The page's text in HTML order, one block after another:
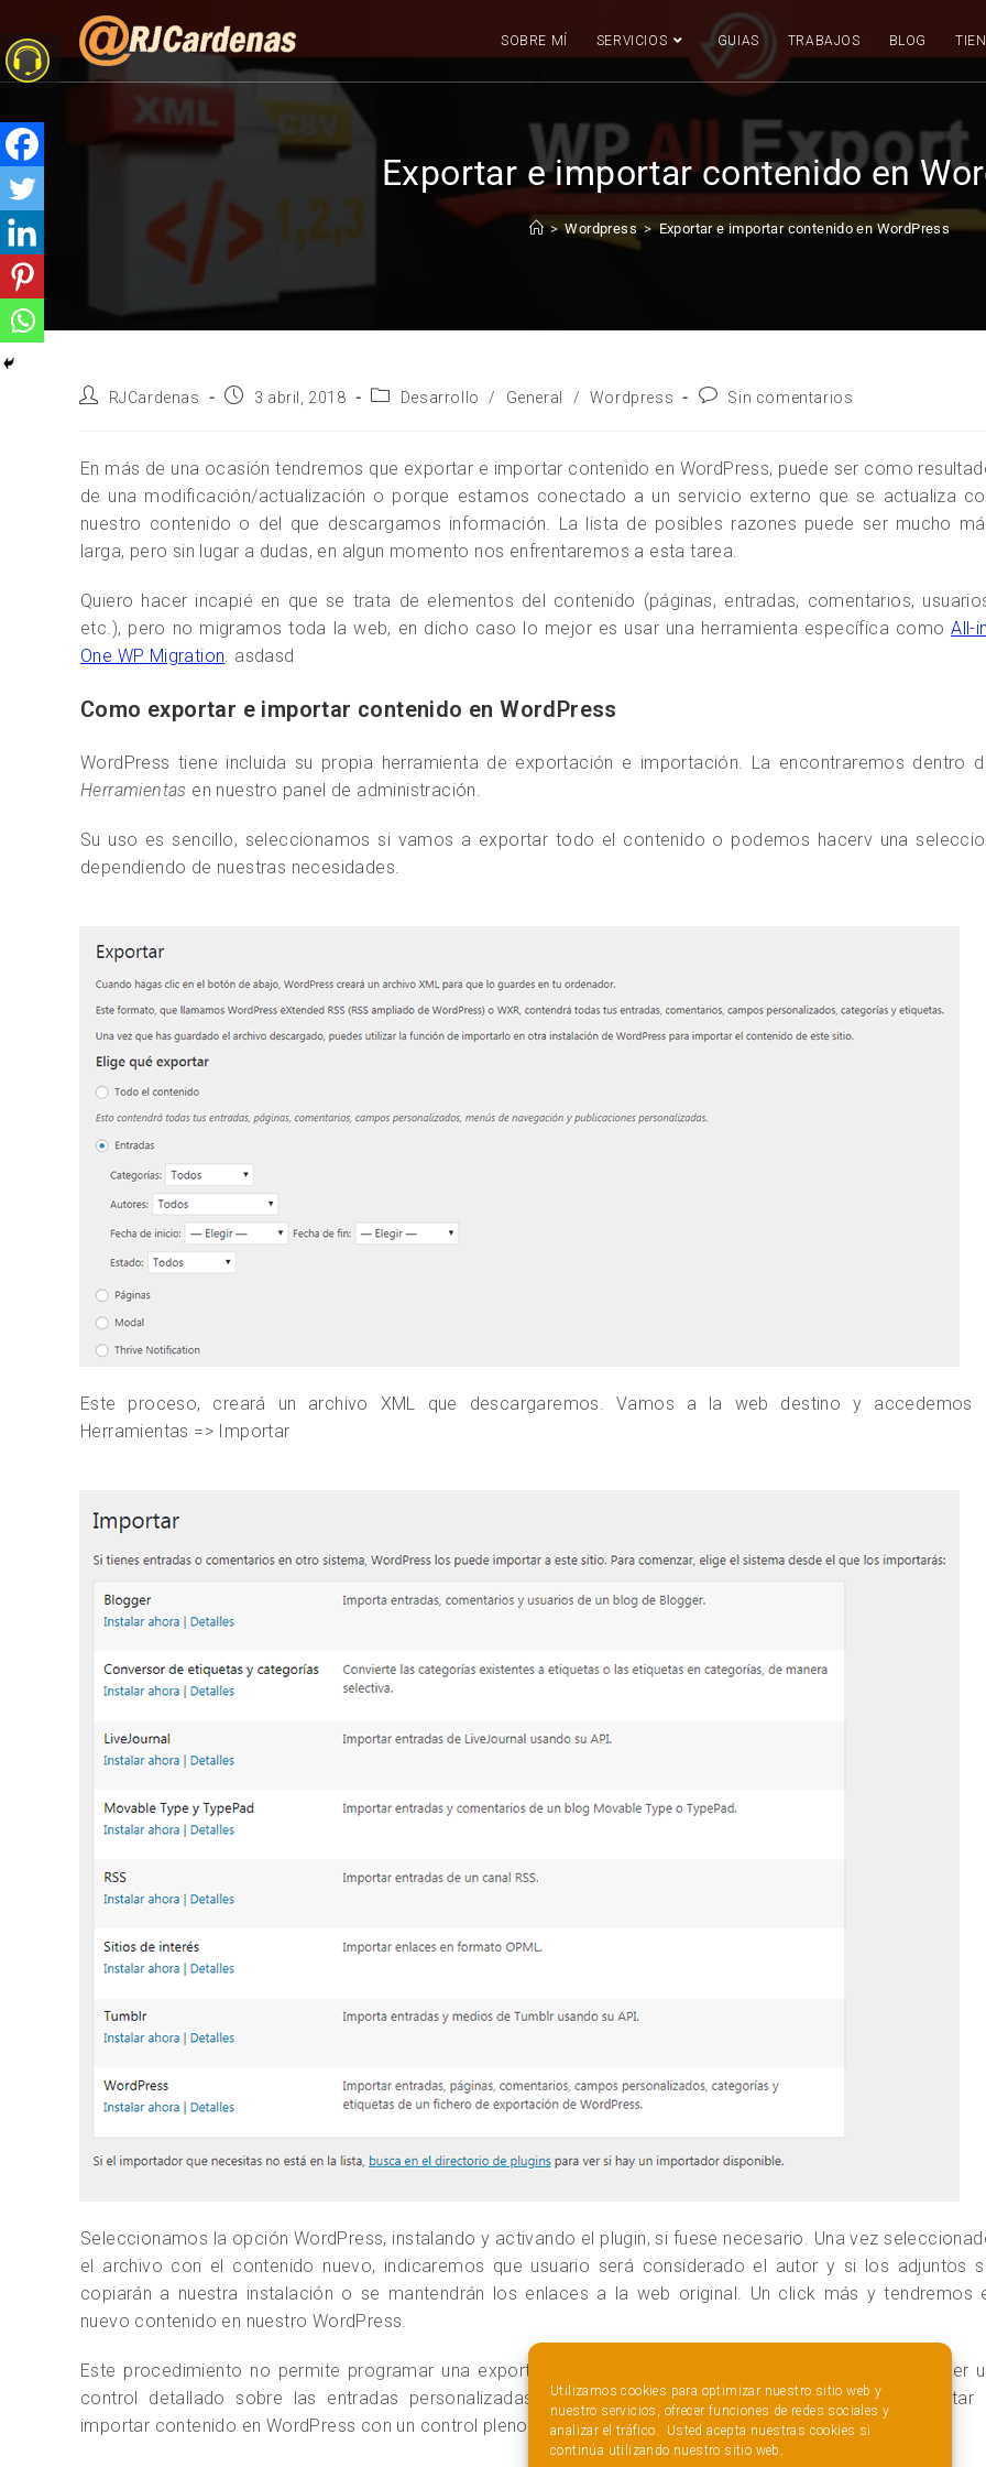
Utilizamos cookies para optimizar nuestro sitio web y
nuestro servicios, ofrecer funciones de redes sociales y
analizar el tráfico. Usted acepta nuestras cookies si
continúa utilizando nuestro sitio web.
SOBRE MÍ SERVICIOS GUIAS TRABAJOS BLOG
Exportar e importar contenido en
> Wordpress > Exportar e importar contenido en WordPress
RJCardenas 3 abril, 2018 Desarrollo / General / Wordpress Sin comentarios
En más de una ocasión tendremos que exportar e importar contenido en WordPress, puede ser como
de una modificación/actualización o porque estamos conectado a un servicio externo que se actualiza
nuestro contenido o del que descargamos información. La lista de posibles razones puede ser mucho
larga, pero sin lugar a dudas, en algun momento nos enfrentaremos a esta tarea.
Quiero hacer incapié en que se trata de elementos del contenido (páginas, entradas, comentarios,
etc.), pero no migramos toda la web, en dicho caso lo mejor es usar una herramienta específica comoAll-
One WP Migration. asdasd
Como exportar e importar contenido en WordPress
WordPress tiene incluida su propia herramienta de exportación e importación. La encontraremos dentro
Herramientas en nuestro panel de administración.
Su uso es sencillo, seleccionamos si vamos a exportar todo el contenido o podemos hacerv una
dependiendo de nuestras necesidades.
Este proceso, creará un archivo XML que descargaremos. Vamos a la web destino y accedemos
Herramientas => Importar
Seleccionamos la opción WordPress, instalando y activando el plugin, si fuese necesario. Una vez
el archivo con el contenido nuevo, indicaremos que usuario será considerado el autor y si los adjuntos
copiarán a nuestra instalación o se mantendrán los enlaces a la web original. Un click más y tendremos
nuevo contenido en nuestro WordPress.
Este procedimiento no permite programar una exportación e importacion de contenido periódica o tener
control detallado sobre las entradas personalizadas. Veamos opciones más completas para exportar
importar contenido en WordPress con un control pleno de todas las opciones.